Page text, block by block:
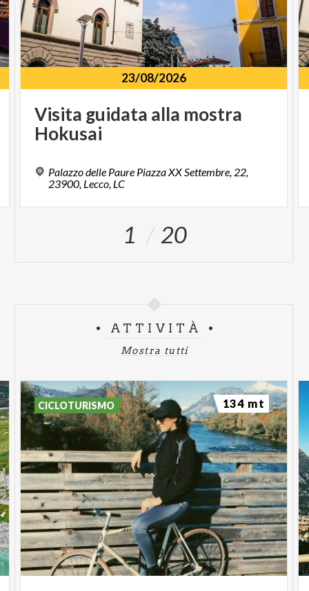
23/08/2026
Visita guidata alla mostra
Hokusai
Palazzo delle Paure Piazza XX Settembre, 22,
23900, Lecco, LC
1 20
ATTIVITÀ
Mostra tutti
CICLOTURISMO 134 mt